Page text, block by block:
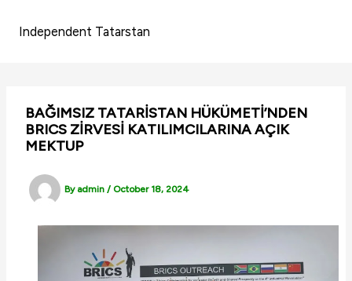
Independent Tatarstan
BAĞIMSIZ TATARİSTAN HÜKÜMETİ’NDEN
BRICS ZİRVESİ KATILIMCILARINA AÇIK
MEKTUP
By admin/October 18, 2024